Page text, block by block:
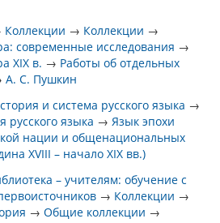
Коллекции → Коллекции →
современные исследования →
XIX в. → Работы об отдельных
А. С. Пушкин
и система русского языка →
русского языка →Язык эпохи
нации и общенациональных
XVIII – начало XIX вв.)
– учителям: обучение с
→ Коллекции →
→Общие коллекции →